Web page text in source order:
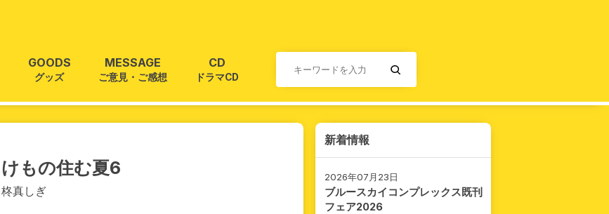
GOODS
グッズ
MESSAGE
ご意見・ご感想
CD
ドラマCD
けもの住む夏6
柊真しぎ
新着情報
2026年07月23日
ブルースカイコンプレックス既刊
フェア2026